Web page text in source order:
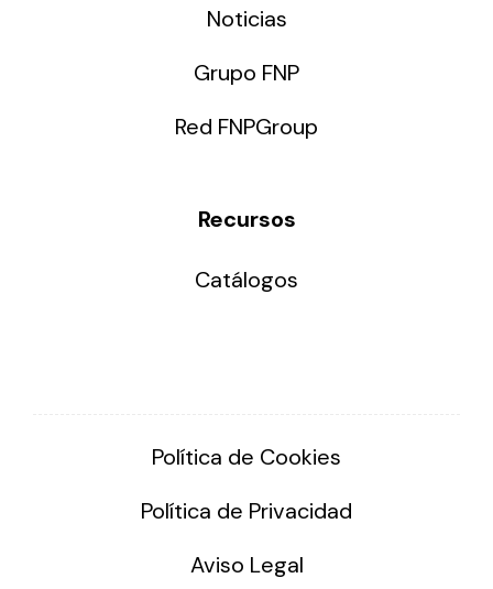
Noticias
Grupo FNP
Red FNPGroup
Recursos
Catálogos
Política de Cookies
Política de Privacidad
Aviso Legal